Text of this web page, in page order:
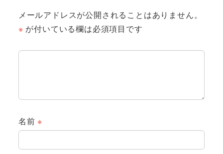
メールアドレスが公開されることはありません。
※ が付いている欄は必須項目です
名前※